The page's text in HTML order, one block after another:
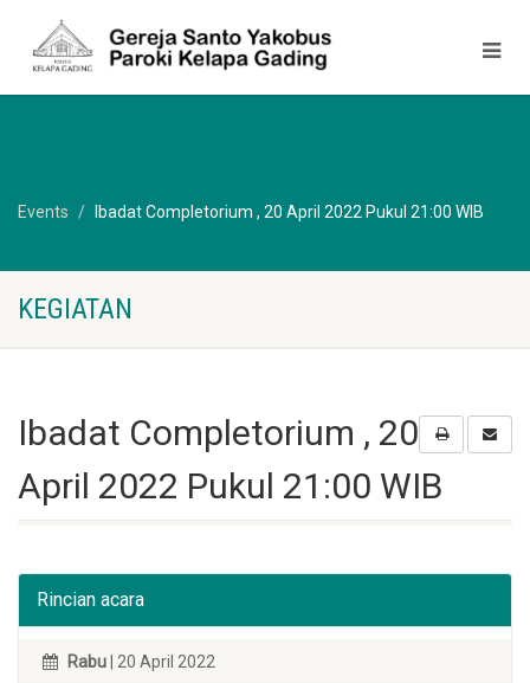
Events Ibadat Completorium , 20 April 2022 Pukul 21:00 WIB
KEGIATAN
Ibadat Completorium , 20
April 2022 Pukul 21:00 WIB
Rincian acara
Rabu | 20 April 2022